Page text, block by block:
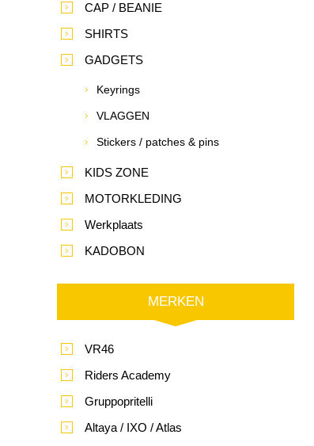
CAP / BEANIE
SHIRTS
GADGETS
Keyrings
VLAGGEN
Stickers / patches & pins
KIDS ZONE
MOTORKLEDING
Werkplaats
KADOBON
MERKEN
VR46
Riders Academy
Gruppopritelli
Altaya / IXO / Atlas